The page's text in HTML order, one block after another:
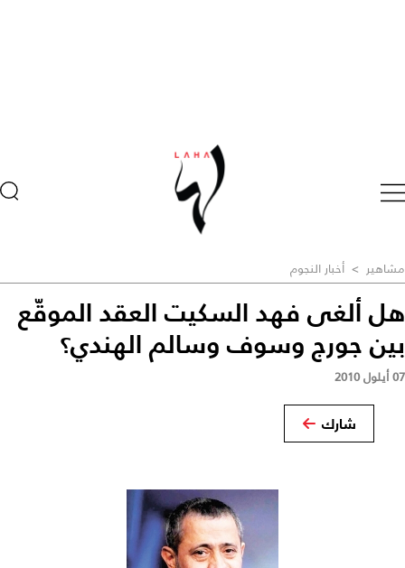
مشاهير > أخبار النجوم
هل ألغى فهد السكيت العقد الموقّع
بين جورج وسوف وسالم الهندي؟
07 أيلول 2010
شارك